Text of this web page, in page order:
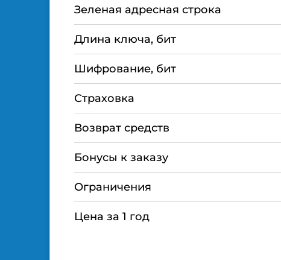
Зеленая адресная строка
Длина ключа, бит
Шифрование, бит
Страховка
Возврат средств
Бонусы к заказу
Ограничения
Цена за 1 год